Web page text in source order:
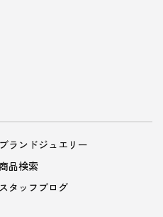
ブランドジュエリー
品検索
スタッフブログ